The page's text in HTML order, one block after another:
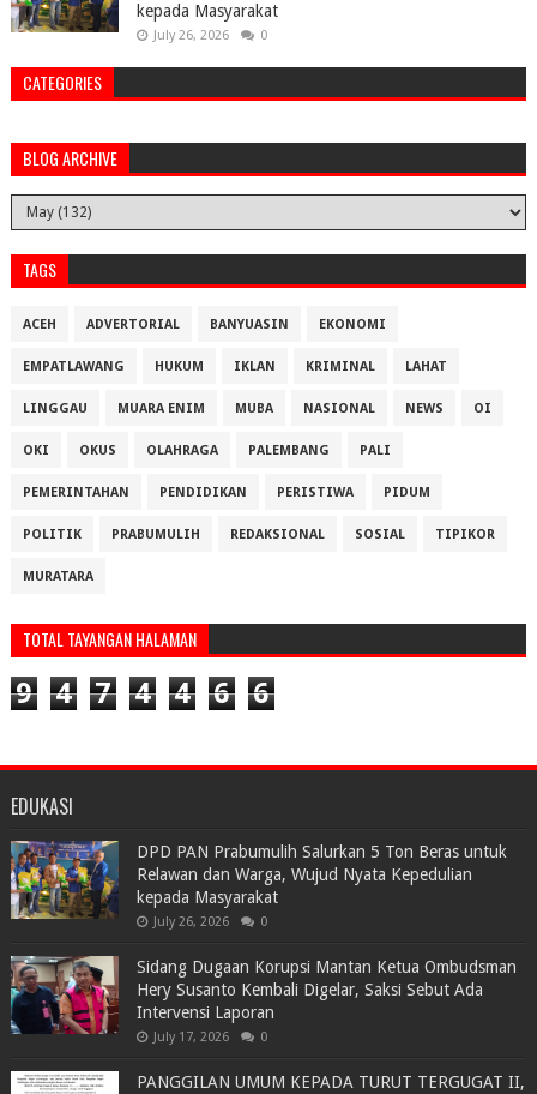
kepada Masyarakat
July 26, 2026 0
CATEGORIES
BLOG ARCHIVE
TAGS
ACEH ADVERTORIAL BANYUASIN EKONOMI
EMPATLAWANG HUKUM IKLAN KRIMINAL LAHAT
LINGGAU MUARA ENIM MUBA NASIONAL NEWS OI
OKI OKUS OLAHRAGA PALEMBANG PALI
PEMERINTAHAN PENDIDIKAN PERISTIWA PIDUM
POLITIK PRABUMULIH REDAKSIONAL SOSIAL TIPIKOR
MURATARA
TOTAL TAYANGAN HALAMAN
9 4 7 4 4 6 6
EDUKASI
DPD PAN Prabumulih Salurkan 5 Ton Beras untuk
Relawan dan Warga, Wujud Nyata Kepedulian
kepada Masyarakat
July 26, 2026 0
Sidang Dugaan Korupsi Mantan Ketua Ombudsman
Hery Susanto Kembali Digelar, Saksi Sebut Ada
Intervensi Laporan
July 17, 2026 0
PANGGILAN UMUM KEPADA TURUT TERGUGAT II,